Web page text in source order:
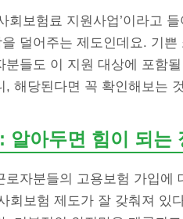
회보험료 지원사업’이라고
덜어주는 제도인데요. 기
분들도 이 지원 대상에 포함
, 해당된다면 꼭 확인해보는
알아두면 힘이 되는
로자분들의 고용보험 가입에
회보험 제도가 잘 갖춰져 있